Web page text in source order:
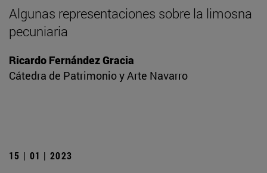
Algunas representaciones sobre la limosna
pecuniaria
Ricardo Fernández Gracia
Cátedra de Patrimonio y Arte Navarro
15 | 01 | 2023